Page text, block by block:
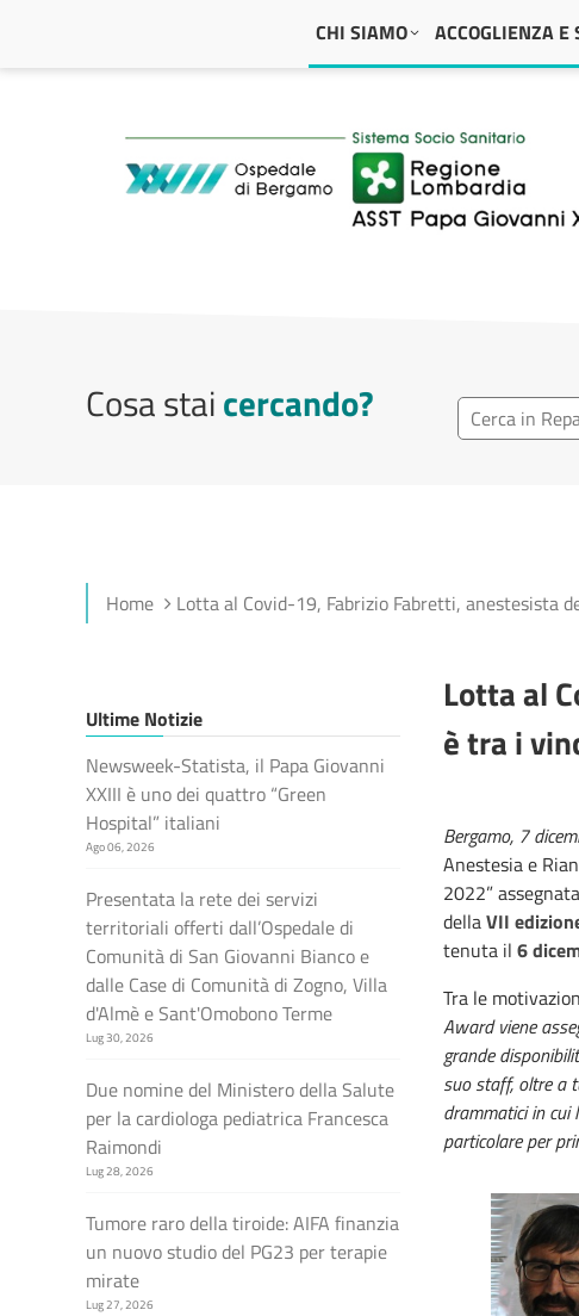
Navigazione principaleCHI SIAMO ACCOGLIENZA E
ASST Papa Giovanni
Cosa staicercando? Ricerca reparto
Home Lotta al Covid-19, Fabrizio Fabretti, anestesista
Lotta al
è tra i
Bergamo, 7
Anestesia e
2022”
dellaVII
tenuta il 6
Tra le
Award viene
grande
suo staff, oltre a
drammatici in cui
particolare per
Ultime Notizie
Newsweek-Statista, il Papa Giovanni
XXIII è uno dei quattro “Green
Hospital” italiani
Ago 06, 2026
Presentata la rete dei servizi
territoriali offerti dall’Ospedale di
Comunità di San Giovanni Bianco e
dalle Case di Comunità di Zogno, Villa
d'Almè e Sant'Omobono Terme
Lug 30, 2026
Due nomine del Ministero della Salute
per la cardiologa pediatrica Francesca
Raimondi
Lug 28, 2026
Tumore raro della tiroide: AIFA finanzia
un nuovo studio del PG23 per terapie
mirate
Lug 27, 2026